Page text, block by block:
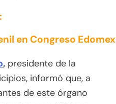
en Congreso Edomex
, presidente de la
informó que, a
de este órgano